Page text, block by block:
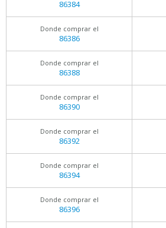
86384
Donde comprar el
86386
Donde comprar el
86388
Donde comprar el
86390
Donde comprar el
86392
Donde comprar el
86394
Donde comprar el
86396